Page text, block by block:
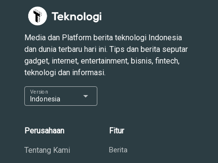
Media dan Platform berita teknologi Indonesia
dan dunia terbaru hari ini. Tips dan berita seputar
gadget, internet, entertainment, bisnis, fintech,
teknologi dan informasi.
Indonesia
Version arrow_drop_down
Perusahaan
Tentang Kami
Fitur
Berita